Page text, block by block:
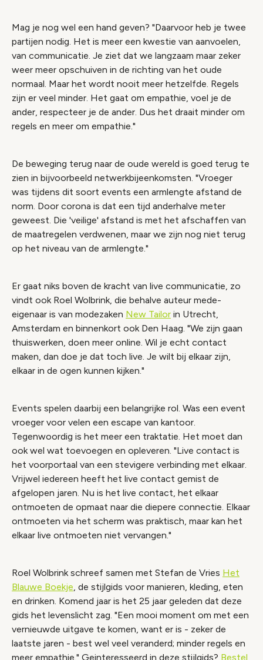
Mag je nog wel een hand geven? "Daarvoor heb je twee
partijen nodig. Het is meer een kwestie van aanvoelen,
van communicatie. Je ziet dat we langzaam maar zeker
weer meer opschuiven in de richting van het oude
normaal. Maar het wordt nooit meer hetzelfde. Regels
zijn er veel minder. Het gaat om empathie, voel je de
ander, respecteer je de ander. Dus het draait minder om
regels en meer om empathie."
De beweging terug naar de oude wereld is goed terug te
zien in bijvoorbeeld netwerkbijeenkomsten. "Vroeger
was tijdens dit soort events een armlengte afstand de
norm. Door corona is dat een tijd anderhalve meter
geweest. Die 'veilige' afstand is met het afschaffen van
de maatregelen verdwenen, maar we zijn nog niet terug
op het niveau van de armlengte."
Er gaat niks boven de kracht van live communicatie, zo
vindt ook Roel Wolbrink, die behalve auteur mede-
eigenaar is van modezaken New Tailor in Utrecht,
Amsterdam en binnenkort ook Den Haag. "We zijn gaan
thuiswerken, doen meer online. Wil je echt contact
maken, dan doe je dat toch live. Je wilt bij elkaar zijn,
elkaar in de ogen kunnen kijken."
Events spelen daarbij een belangrijke rol. Was een event
vroeger voor velen een escape van kantoor.
Tegenwoordig is het meer een traktatie. Het moet dan
ook wel wat toevoegen en opleveren. "Live contact is
het voorportaal van een stevigere verbinding met elkaar.
Vrijwel iedereen heeft het live contact gemist de
afgelopen jaren. Nu is het live contact, het elkaar
ontmoeten de opmaat naar die diepere connectie. Elkaar
ontmoeten via het scherm was praktisch, maar kan het
elkaar live ontmoeten niet vervangen."
Roel Wolbrink schreef samen met Stefan de Vries Het
Blauwe Boekje, de stijlgids voor manieren, kleding, eten
en drinken. Komend jaar is het 25 jaar geleden dat deze
gids het levenslicht zag. "Een mooi moment om met een
vernieuwde uitgave te komen, want er is - zeker de
laatste jaren - best wel veel veranderd; minder regels en
meer empathie." Geinteresseerd in deze stijlgids? Bestel